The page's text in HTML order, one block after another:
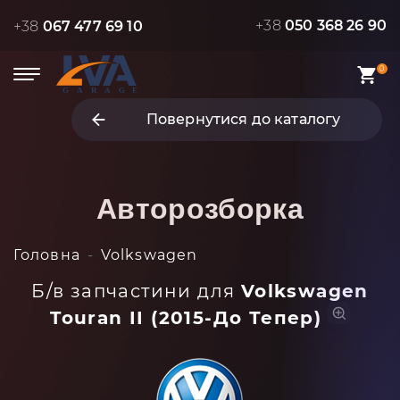
+38 067 477 69 10 +38 050 368 26 90
0
Повернутися до каталогу
Авторозборка
Головна Volkswagen
Б/в запчастини для Volkswagen
Touran II (2015-До Тепер)